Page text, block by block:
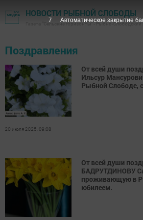
НОВОСТИ РЫБНОЙ СЛОБОДЫ
Газета "Сельские горизонты" - Рыбно-
Поздравления
От всей души
Ильсур
Рыбной Слободе,
20 июля 2025, 09:08
От всей души
БАДРУТДИНОВУ
проживающую в
юбилеем.
7 Автоматическое закрытие